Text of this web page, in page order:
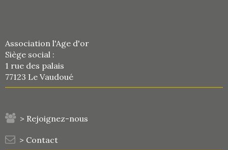
Association l'Age d'or
Siège social :
1 rue des palais
77123 Le Vaudoué
> Rejoignez-nous
> Contact